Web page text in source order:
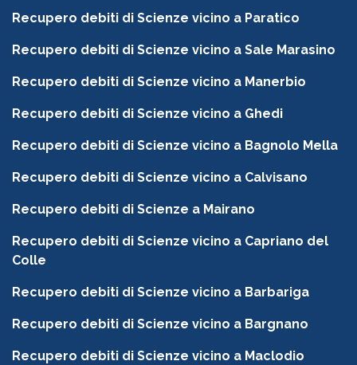
Recupero debiti di Scienze vicino a Paratico
Recupero debiti di Scienze vicino a Sale Marasino
Recupero debiti di Scienze vicino a Manerbio
Recupero debiti di Scienze vicino a Ghedi
Recupero debiti di Scienze vicino a Bagnolo Mella
Recupero debiti di Scienze vicino a Calvisano
Recupero debiti di Scienze a Mairano
Recupero debiti di Scienze vicino a Capriano del
Colle
Recupero debiti di Scienze vicino a Barbariga
Recupero debiti di Scienze vicino a Bargnano
Recupero debiti di Scienze vicino a Maclodio